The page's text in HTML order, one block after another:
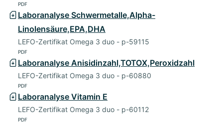
PDF
Laboranalyse Schwermetalle,Alpha-
Linolensäure,EPA,DHA
LEFO-Zertifikat Omega 3 duo - p-59115
PDF
Laboranalyse Anisidinzahl,TOTOX,Peroxidzahl
LEFO-Zertifikat Omega 3 duo - p-60880
PDF
Laboranalyse Vitamin E
LEFO-Zertifikat Omega 3 duo - p-60112
PDF